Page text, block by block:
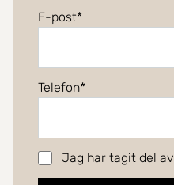
E-post
Telefon
Jag har tagit del av